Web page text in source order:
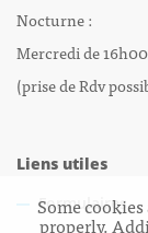
Nocturne :
Mercredi de
(prise de Rdv
Liens utiles
Formulaires
Some
properly.